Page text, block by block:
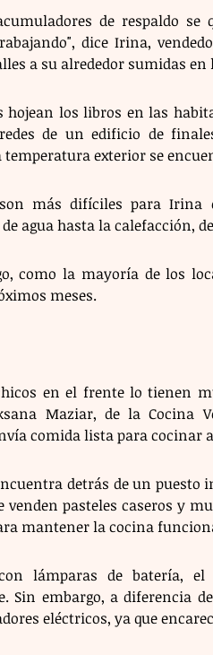
de respaldo
dice Irina,
a su alrededor sumidas en
hojean los libros en las
de un edificio de
exterior se
más difíciles para Irina
agua hasta la calefacción,
como la mayoría de los
meses.
en el frente lo tienen
Maziar, de la Cocina
comida lista para cocinar
detrás de un puesto
venden pasteles caseros y
mantener la cocina
lámparas de batería,
Sin embargo, a diferencia
eléctricos, ya que